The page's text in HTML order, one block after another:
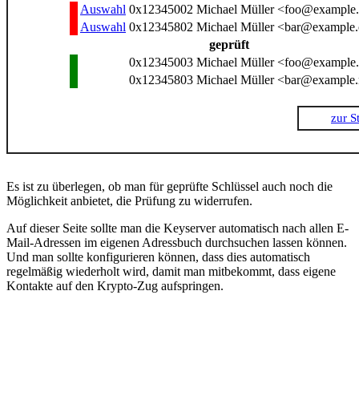
Auswahl 0x12345002 Michael Müller
Auswahl 0x12345802 Michael Müller
geprüft
0x12345003 Michael Müller
0x12345803 Michael Müller
zur
Es ist zu überlegen, ob man für geprüfte Schlüssel auch noch die
Möglichkeit anbietet, die Prüfung zu widerrufen.
Auf dieser Seite sollte man die Keyserver automatisch nach allen E-
Mail-Adressen im eigenen Adressbuch durchsuchen lassen können.
Und man sollte konfigurieren können, dass dies automatisch
regelmäßig wiederholt wird, damit man mitbekommt, dass eigene
Kontakte auf den Krypto-Zug aufspringen.